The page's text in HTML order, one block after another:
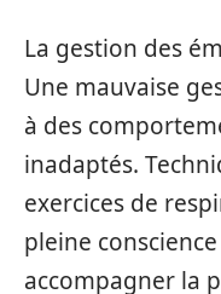
La gestion des
Une mauvaise
à des
inadaptés.
exercices de
pleine
accompagner la